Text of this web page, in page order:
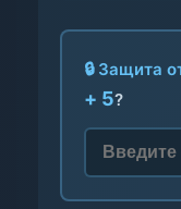
🔒 Защита
+ 5?